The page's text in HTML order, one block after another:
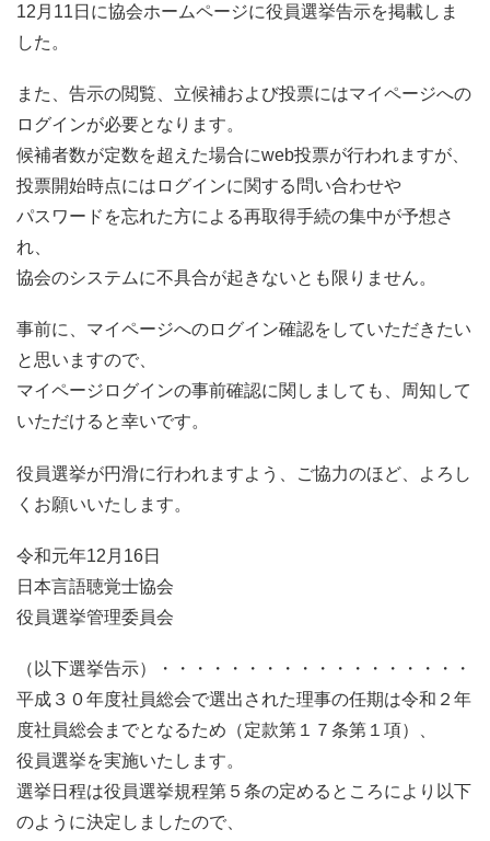
12月11日に協会ホームページに役員選挙告示を掲載しま
した。
また、告示の閲覧、立候補および投票にはマイページへの
ログインが必要となります。
候補者数が定数を超えた場合にweb投票が行われますが、
投票開始時点にはログインに関する問い合わせや
パスワードを忘れた方による再取得手続の集中が予想さ
れ、
協会のシステムに不具合が起きないとも限りません。
事前に、マイページへのログイン確認をしていただきたい
と思いますので、
マイページログインの事前確認に関しましても、周知して
いただけると幸いです。
役員選挙が円滑に行われますよう、ご協力のほど、よろし
くお願いいたします。
令和元年12月16日
日本言語聴覚士協会
役員選挙管理委員会
（以下選挙告示）・・・・・・・・・・・・・・・・・・
平成３０年度社員総会で選出された理事の任期は令和２年
度社員総会までとなるため（定款第１７条第１項）、
役員選挙を実施いたします。
選挙日程は役員選挙規程第５条の定めるところにより以下
のように決定しましたので、